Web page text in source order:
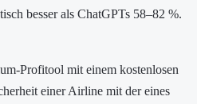
besser als ChatGPTs 58–82 %.
Profitool mit einem kostenlosen
einer Airline mit der eines